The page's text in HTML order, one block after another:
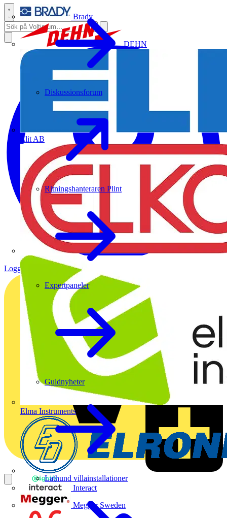
Brady
DEHN
Elit AB
Elma Instruments
Interact
Megger Sweden
Diskussionsforum
Ritningshanteraren Plint
Expertpaneler
Guldnyheter
Lathund villainstallationer
Logga in Registrera dig